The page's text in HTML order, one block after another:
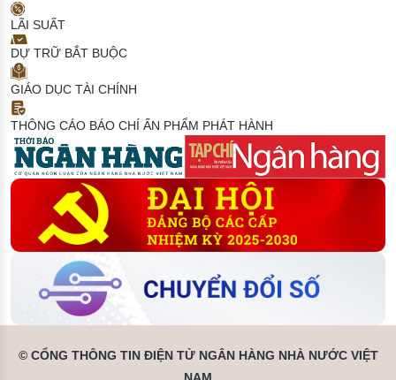
LÃI SUẤT
DỰ TRỮ BẮT BUỘC
GIÁO DỤC TÀI CHÍNH
THÔNG CÁO BÁO CHÍ ẤN PHẨM PHÁT HÀNH
© CỔNG THÔNG TIN ĐIỆN TỬ NGÂN HÀNG NHÀ NƯỚC VIỆT